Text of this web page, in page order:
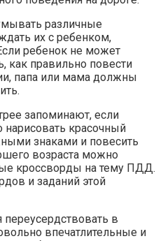
различные
их с ребенком,
ребенок не может
как правильно повести
папа или мама должны
запоминают, если
красочный
знаками и повесить
возраста можно
кроссворды на тему ПДД.
и заданий этой
в
впечатлительные и